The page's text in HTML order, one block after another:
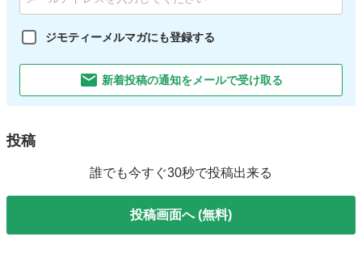
ジモティーメルマガにも登録する
新着投稿の通知をメールで受け取る
投稿
誰でも今すぐ30秒で投稿出来る
投稿画面へ (無料)